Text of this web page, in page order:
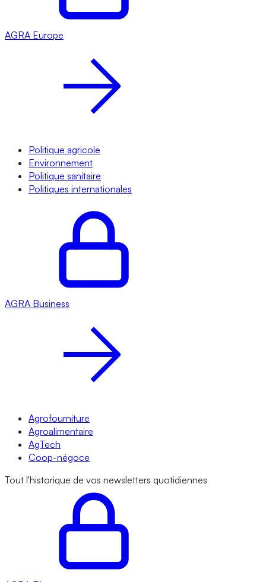
AGRA Europe
Politique agricole
Environnement
Politique sanitaire
Politiques internationales
AGRA Business
Agrofourniture
Agroalimentaire
AgTech
Coop-négoce
Tout l'historique de vos newsletters quotidiennes